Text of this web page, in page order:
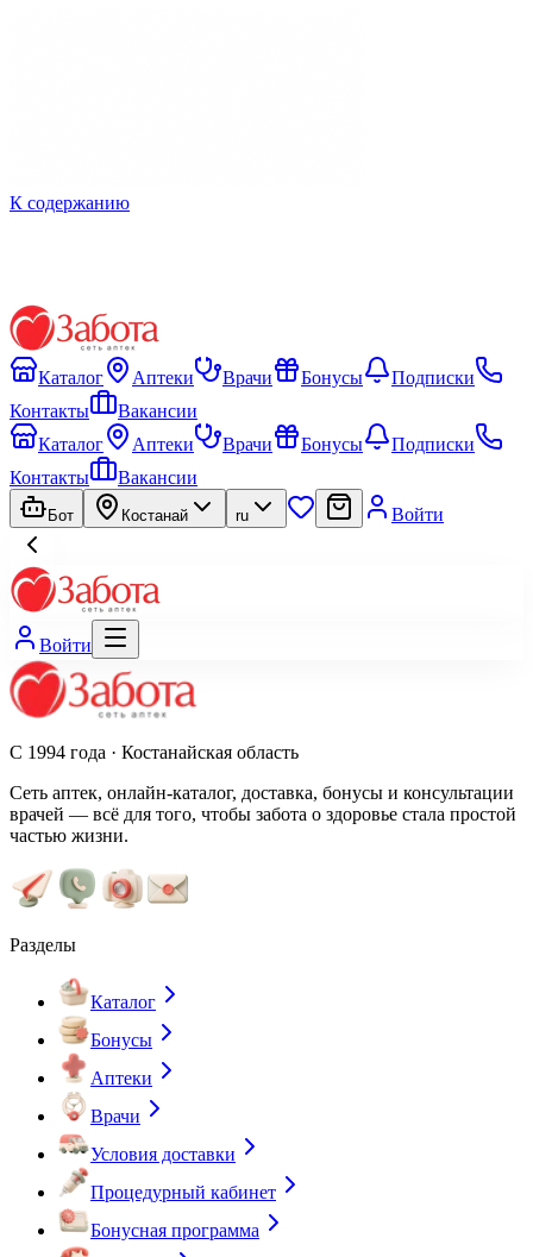
К содержанию
Каталог Аптеки Врачи Бонусы
Подписки
Контакты
Вакансии
Каталог
Аптеки Врачи Бонусы
Подписки
Контакты
Вакансии
Бот Костанай ru Войти
Войти
С 1994 года · Костанайская область
Сеть аптек, онлайн-каталог, доставка, бонусы и консультации
врачей — всё для того, чтобы забота о здоровье стала простой
частью жизни.
Разделы
Каталог
Бонусы
Аптеки
Врачи
Условия доставки
Процедурный кабинет
Бонусная программа